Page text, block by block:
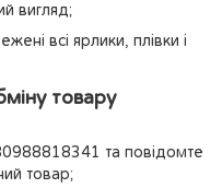
вигляд;
всі ярлики, плівки і
товару
та повідомте
товар;